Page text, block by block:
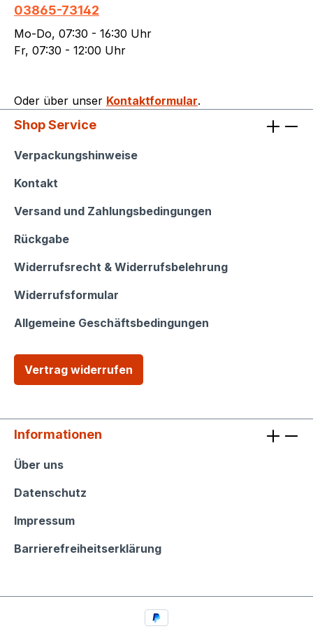
03865-73142
Mo-Do, 07:30 - 16:30 Uhr
Fr, 07:30 - 12:00 Uhr
Oder über unser Kontaktformular.
Shop Service
Shop Service
Verpackungshinweise
Kontakt
Versand und Zahlungsbedingungen
Rückgabe
Widerrufsrecht & Widerrufsbelehrung
Widerrufsformular
Allgemeine Geschäftsbedingungen
Vertrag widerrufen
Informationen
Informationen
Über uns
Datenschutz
Impressum
Barrierefreiheitserklärung